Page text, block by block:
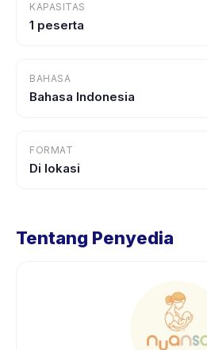
KAPASITAS
1 peserta
BAHASA
Bahasa Indonesia
FORMAT
Di lokasi
Tentang Penyedia